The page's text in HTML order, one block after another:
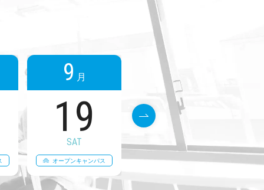
9 月
19
SAT
オープンキャンパス
9 月
26
SAT
オープンキャンパス